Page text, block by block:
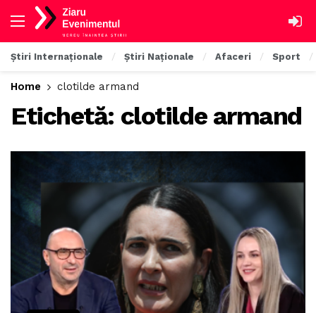
Știri Internaționale Știri Naționale Afaceri Sport
Home clotilde armand
Etichetă: clotilde armand